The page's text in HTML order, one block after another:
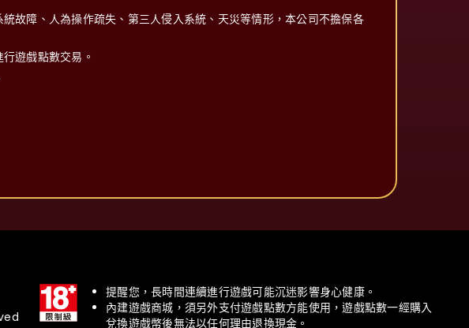
故障、人為操作疏失、第三人侵入系統、天災等情形，本公司不擔保各
遊戲點數交易。
提醒您，長時間連續進行遊戲可能沉迷影響身心健康。
內建遊戲商城，須另外支付遊戲點數方能使用，遊戲點數一經購入
兌換遊戲幣後無法以任何理由退換現金。